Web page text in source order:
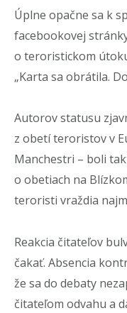
Úplne opačne sa k
facebookovej
o teroristickom
„Karta sa obrátila.
Autorov statusu
z obetí teroristov v
Manchestri – boli
o obetiach na
teroristi vraždia
Reakcia čitateľov
čakať. Absencia
že sa do debaty
čitateľom odvahu a